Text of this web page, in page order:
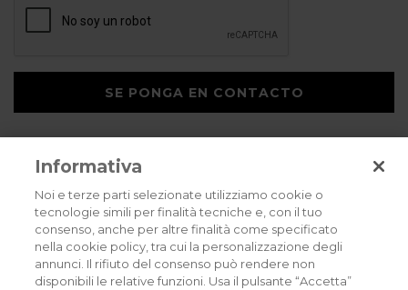
SE PONGA EN CONTACTO
Privacy policy Cookies policy Careers
© 2026 all rights reserved - Corradi Srl - Via M. Serenari 20 - 40013 Castel
Maggiore (BO) T +39 051 4188411
Informativa
Noi e terze parti selezionate utilizziamo cookie o
tecnologie simili per finalità tecniche e, con il tuo
consenso, anche per altre finalità come specificato
nella cookie policy, tra cui la personalizzazione degli
annunci. Il rifiuto del consenso può rendere non
disponibili le relative funzioni. Usa il pulsante “Accetta”